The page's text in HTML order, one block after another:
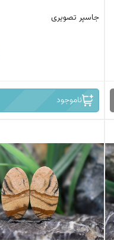
جاسپر تصویری
ناموجود